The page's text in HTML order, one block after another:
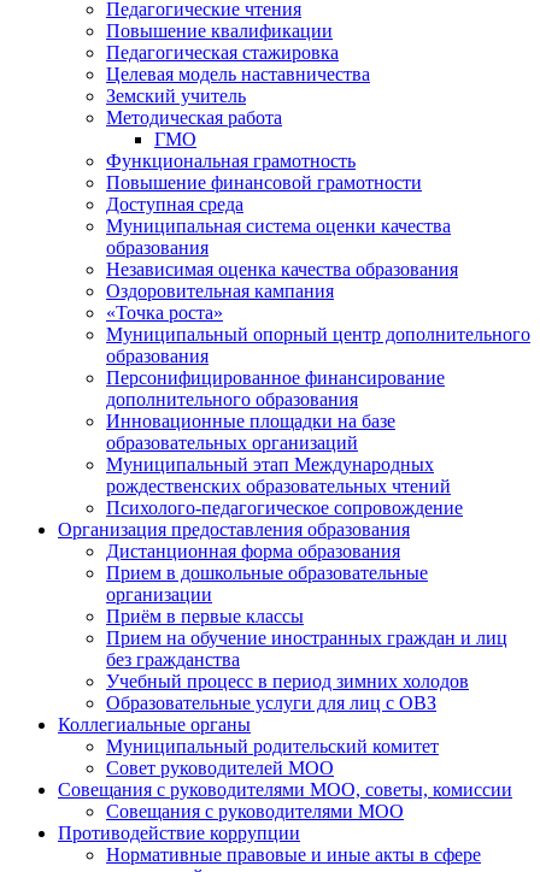
Педагогические чтения
Повышение квалификации
Педагогическая стажировка
Целевая модель наставничества
Земский учитель
Методическая работа
ГМО
Функциональная грамотность
Повышение финансовой грамотности
Доступная среда
Муниципальная система оценки качества
образования
Независимая оценка качества образования
Оздоровительная кампания
«Точка роста»
Муниципальный опорный центр дополнительного
образования
Персонифицированное финансирование
дополнительного образования
Инновационные площадки на базе
образовательных организаций
Муниципальный этап Международных
рождественских образовательных чтений
Психолого-педагогическое сопровождение
Организация предоставления образования
Дистанционная форма образования
Прием в дошкольные образовательные
организации
Приём в первые классы
Прием на обучение иностранных граждан и лиц
без гражданства
Учебный процесс в период зимних холодов
Образовательные услуги для лиц с ОВЗ
Коллегиальные органы
Муниципальный родительский комитет
Совет руководителей МОО
Совещания с руководителями МОО, советы, комиссии
Совещания с руководителями МОО
Противодействие коррупции
Нормативные правовые и иные акты в сфере